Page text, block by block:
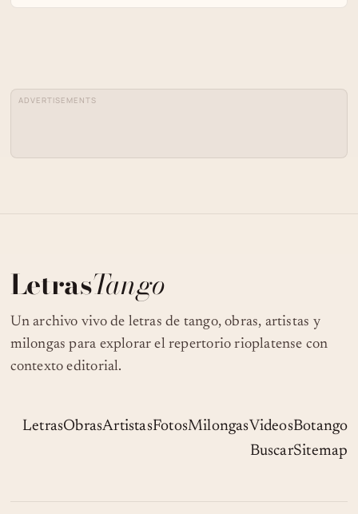
ADVERTISEMENTS
LetrasTango
Un archivo vivo de letras de tango, obras, artistas y
milongas para explorar el repertorio rioplatense con
contexto editorial.
LetrasObrasArtistasFotosMilongasVideosBotango
BuscarSitemap